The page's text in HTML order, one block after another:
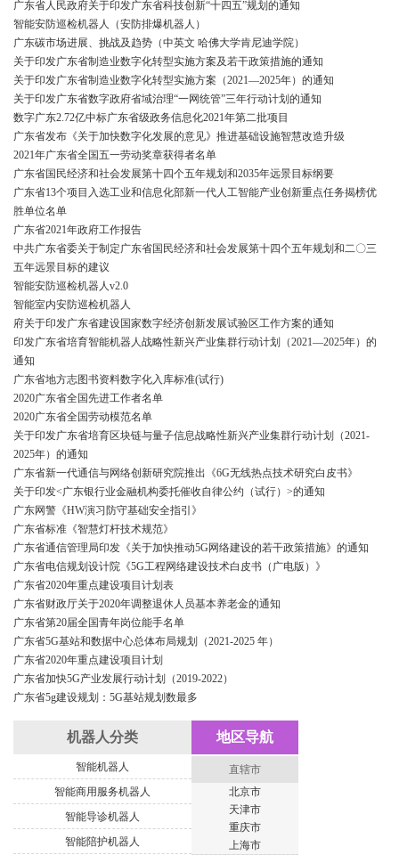
广东省人民政府关于印发广东省科技创新“十四五”规划的通知
智能安防巡检机器人（安防排爆机器人）
广东碳市场进展、挑战及趋势（中英文 哈佛大学肯尼迪学院）
关于印发广东省制造业数字化转型实施方案及若干政策措施的通知
关于印发广东省制造业数字化转型实施方案（2021—2025年）的通知
关于印发广东省数字政府省域治理“一网统管”三年行动计划的通知
数字广东2.72亿中标广东省级政务信息化2021年第二批项目
广东省发布《关于加快数字化发展的意见》推进基础设施智慧改造升级
2021年广东省全国五一劳动奖章获得者名单
广东省国民经济和社会发展第十四个五年规划和2035年远景目标纲要
广东省13个项目入选工业和信息化部新一代人工智能产业创新重点任务揭榜优
胜单位名单
广东省2021年政府工作报告
中共广东省委关于制定广东省国民经济和社会发展第十四个五年规划和二〇三
五年远景目标的建议
智能安防巡检机器人v2.0
智能室内安防巡检机器人
府关于印发广东省建设国家数字经济创新发展试验区工作方案的通知
印发广东省培育智能机器人战略性新兴产业集群行动计划（2021—2025年）的
通知
广东省地方志图书资料数字化入库标准(试行)
2020广东省全国先进工作者名单
2020广东省全国劳动模范名单
关于印发广东省培育区块链与量子信息战略性新兴产业集群行动计划（2021-
2025年）的通知
广东省新一代通信与网络创新研究院推出《6G无线热点技术研究白皮书》
关于印发<广东银行业金融机构委托催收自律公约（试行）>的通知
广东网警《HW演习防守基础安全指引》
广东省标准《智慧灯杆技术规范》
广东省通信管理局印发《关于加快推动5G网络建设的若干政策措施》的通知
广东省电信规划设计院《5G工程网络建设技术白皮书（广电版）》
广东省2020年重点建设项目计划表
广东省财政厅关于2020年调整退休人员基本养老金的通知
广东省第20届全国青年岗位能手名单
广东省5G基站和数据中心总体布局规划（2021-2025 年）
广东省2020年重点建设项目计划
广东省加快5G产业发展行动计划（2019-2022）
广东省5g建设规划：5G基站规划数最多
机器人分类
智能机器人
智能商用服务机器人
智能导诊机器人
智能陪护机器人
地区导航
直辖市
北京市
天津市
重庆市
上海市